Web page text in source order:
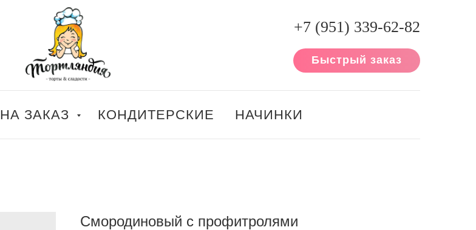
+7 (951) 339-62-82
Быстрый заказ
НА ЗАКАЗ КОНДИТЕРСКИЕ НАЧИНКИ
Смородиновый с профитролями